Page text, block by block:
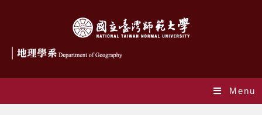
Menu